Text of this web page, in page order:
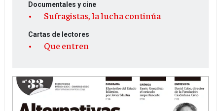
Documentales y cine
Sufragistas, la lucha continúa
Cartas de lectores
Que entren